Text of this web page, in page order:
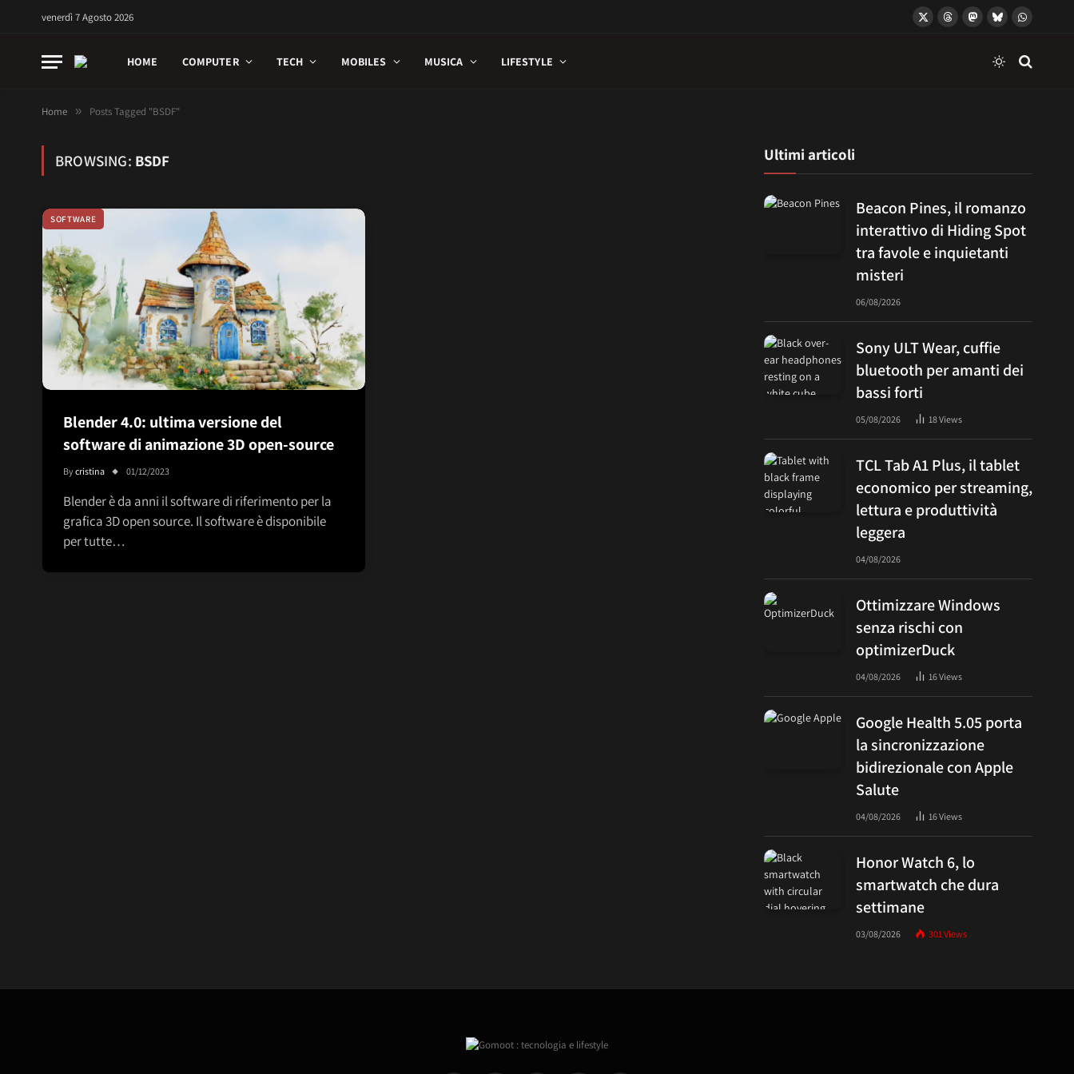
venerdì 7 Agosto 2026
X
ThreadsMastodon
BlueskyWhatsApp
HOME COMPUTER TECH MOBILES MUSICA LIFESTYLE
Home » Posts Tagged "BSDF"
BROWSING: BSDF
SOFTWARE
Blender 4.0: ultima versione del
software di animazione 3D open-source
Bycristina 01/12/2023
Blender è da anni il software di riferimento per la
grafica 3D open source. Il software è disponibile
per tutte…
Ultimi articoli
Beacon Pines, il romanzo
interattivo di Hiding Spot
tra favole e inquietanti
misteri
06/08/2026
Sony ULT Wear, cuffie
bluetooth per amanti dei
bassi forti
05/08/2026 18Views
TCL Tab A1 Plus, il tablet
economico per streaming,
lettura e produttività
leggera
04/08/2026
Ottimizzare Windows
senza rischi con
optimizerDuck
04/08/2026 16Views
Google Health 5.05 porta
la sincronizzazione
bidirezionale con Apple
Salute
04/08/2026 16Views
Honor Watch 6, lo
smartwatch che dura
settimane
03/08/2026 301Views